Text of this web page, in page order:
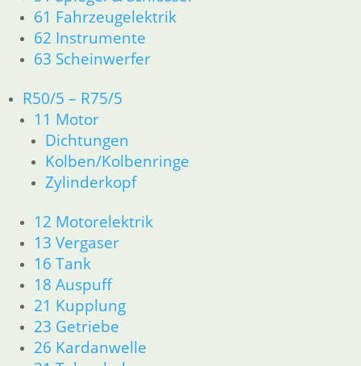
61 Fahrzeugelektrik
62 Instrumente
63 Scheinwerfer
R50/5 – R75/5
11 Motor
Dichtungen
Kolben/Kolbenringe
Zylinderkopf
12 Motorelektrik
13 Vergaser
16 Tank
18 Auspuff
21 Kupplung
23 Getriebe
26 Kardanwelle
26 Kardanwelle
31 Telegabel
32 Lenkung
34 Bremsen
36 Räder
46 Rahmen & Verkleidung R26 R27
51 Spiegel & Schlösser
61 Fahrzeugelektrik
62 Instrumente
R50 R69/S
11 Motor
Dichtungen
12 Motorelektrik
13 Vergaser
16 Tank
18 Auspuff